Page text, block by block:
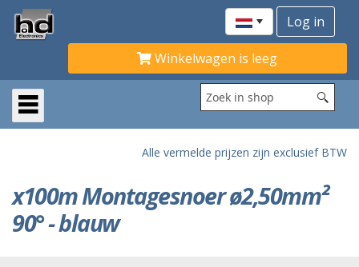
Winkelwagen is leeg
Alle vermelde prijzen zijn exclusief BTW
x100m Montagesnoer ø2,50mm²
90° - blauw